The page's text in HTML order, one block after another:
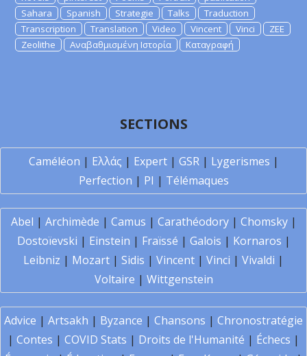
Sahara
Spanish Strategie Talks
Traduction
Transcription
Translation Video Vincent Vinci
ZEE
Zeolithe
Αναβαθμισμένη Ιστορία Καταγραφή
SECTIONS
Caméléon | Ελλάς | Expert| GSR| Lygerismes |
Perfection | PI | Télémaques
Abel | Archimède | Camus | Carathéodory| Chomsky|
Dostoïevski | Einstein | Fraïssé | Galois | Kornaros |
Leibniz | Mozart | Sidis | Vincent | Vinci | Vivaldi |
Voltaire | Wittgenstein
Advice | Artsakh | Byzance | Chansons | Chronostratégie
| Contes | COVID Stats | Droits de l'Humanité | Échecs |